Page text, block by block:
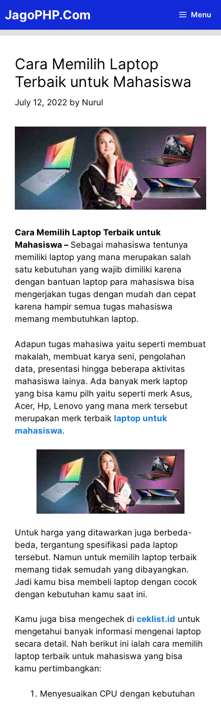
to
content
JagoPHP.Com Menu
Cara Memilih Laptop
Terbaik untuk Mahasiswa
July 12, 2022 by Nurul
Cara Memilih Laptop Terbaik untuk
Mahasiswa – Sebagai mahasiswa tentunya
memiliki laptop yang mana merupakan salah
satu kebutuhan yang wajib dimiliki karena
dengan bantuan laptop para mahasiswa bisa
mengerjakan tugas dengan mudah dan cepat
karena hampir semua tugas mahasiswa
memang membutuhkan laptop.
Adapun tugas mahasiwa yaitu seperti membuat
makalah, membuat karya seni, pengolahan
data, presentasi hingga beberapa aktivitas
mahasiswa lainya. Ada banyak merk laptop
yang bisa kamu pilh yaitu seperti merk Asus,
Acer, Hp, Lenovo yang mana merk tersebut
merupakan merk terbaik laptop untuk
mahasiswa.
Untuk harga yang ditawarkan juga berbeda-
beda, tergantung spesifikasi pada laptop
tersebut. Namun untuk memilih laptop terbaik
memang tidak semudah yang dibayangkan.
Jadi kamu bisa membeli laptop dengan cocok
dengan kebutuhan kamu saat ini.
Kamu juga bisa mengechek di ceklist.id untuk
mengetahui banyak informasi mengenai laptop
secara detail. Nah berikut ini ialah cara memilih
laptop terbaik untuk mahasiswa yang bisa
kamu pertimbangkan:
Menyesuaikan CPU dengan kebutuhan